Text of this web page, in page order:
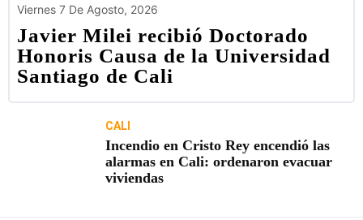
Viernes 7 De Agosto, 2026
Javier Milei recibió Doctorado
Honoris Causa de la Universidad
Santiago de Cali
CALI
Incendio en Cristo Rey encendió las
alarmas en Cali: ordenaron evacuar
viviendas